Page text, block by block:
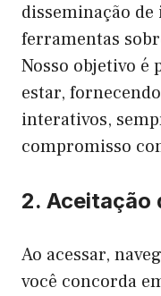
disseminação
ferramentas
Nosso objetivo é
estar,
interativos,
compromisso
2. Aceitação
Ao acessar,
você concorda